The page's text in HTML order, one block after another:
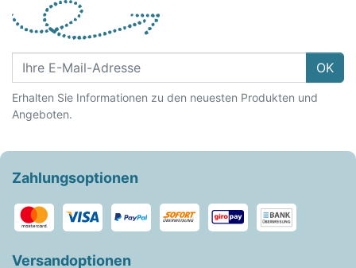
OK
Erhalten Sie Informationen zu den neuesten Produkten und
Angeboten.
Zahlungsoptionen
Versandoptionen